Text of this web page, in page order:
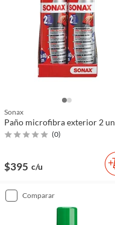
Sonax
Paño microfibra exterior 2 un
(0)
$395 c/u
comparar